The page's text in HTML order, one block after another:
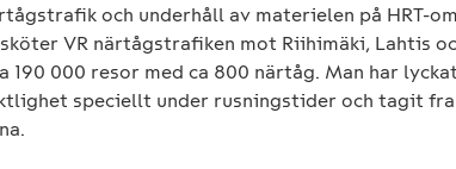
och underhåll av materielen på HRT-
VR närtågstrafiken mot Riihimäki, Lahtis
190 000 resor med ca 800 närtåg. Man har
speciellt under rusningstider och tagit